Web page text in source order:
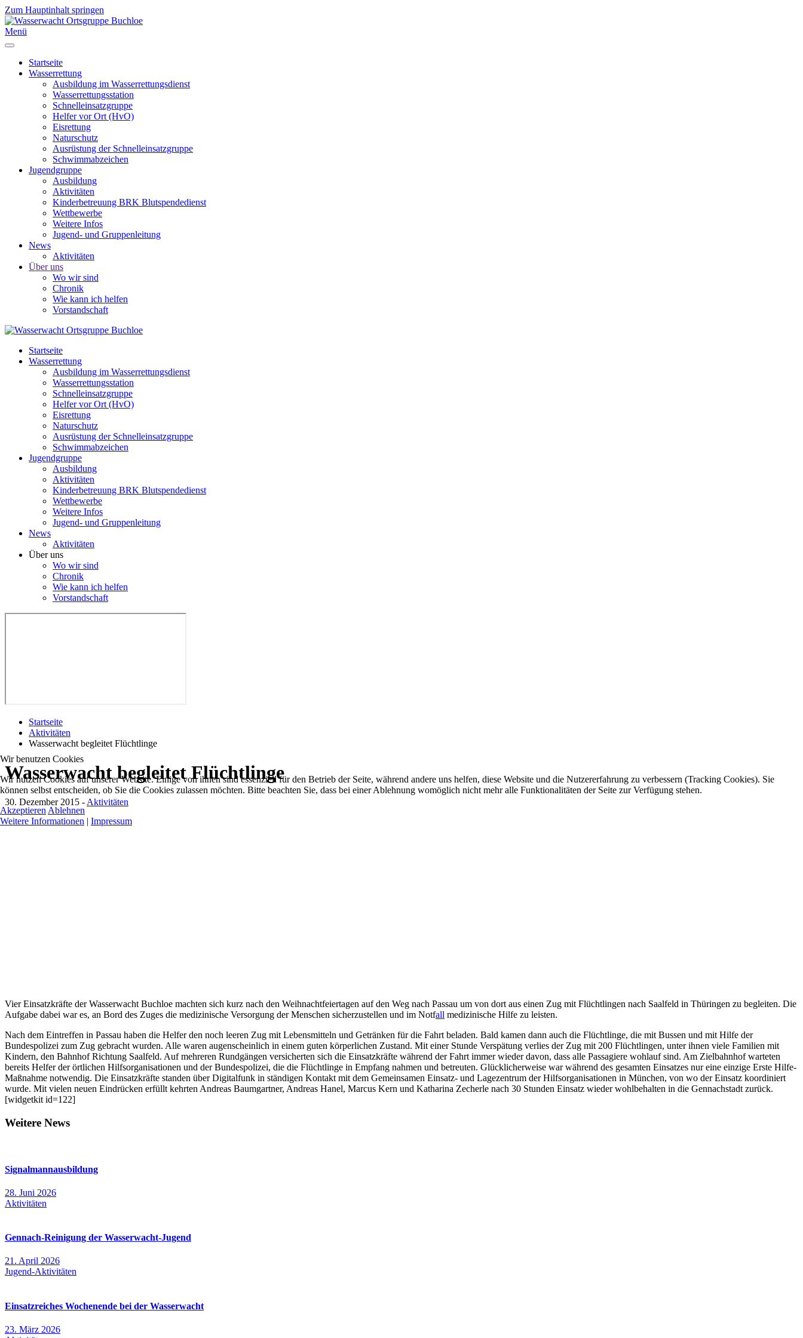
Zum Hauptinhalt springen
Menü
Startseite
Wasserrettung
Ausbildung im Wasserrettungsdienst
Wasserrettungsstation
Schnelleinsatzgruppe
Helfer vor Ort (HvO)
Eisrettung
Naturschutz
Ausrüstung der Schnelleinsatzgruppe
Schwimmabzeichen
Jugendgruppe
Ausbildung
Aktivitäten
Kinderbetreuung BRK Blutspendedienst
Wettbewerbe
Weitere Infos
Jugend- und Gruppenleitung
News
Aktivitäten
Über uns
Wo wir sind
Chronik
Wie kann ich helfen
Vorstandschaft
Startseite
Wasserrettung
Ausbildung im Wasserrettungsdienst
Wasserrettungsstation
Schnelleinsatzgruppe
Helfer vor Ort (HvO)
Eisrettung
Naturschutz
Ausrüstung der Schnelleinsatzgruppe
Schwimmabzeichen
Jugendgruppe
Ausbildung
Aktivitäten
Kinderbetreuung BRK Blutspendedienst
Wettbewerbe
Weitere Infos
Jugend- und Gruppenleitung
News
Aktivitäten
Über uns
Wo wir sind
Chronik
Wie kann ich helfen
Vorstandschaft
Startseite
Aktivitäten
Wasserwacht begleitet Flüchtlinge
Wasserwacht begleitet Flüchtlinge
30. Dezember 2015 - Aktivitäten
Vier Einsatzkräfte der Wasserwacht Buchloe machten sich kurz nach den Weihnachtfeiertagen auf den Weg nach Passau um von dort aus einen Zug mit Flüchtlingen nach Saalfeld in Thüringen zu begleiten. Die
Aufgabe dabei war es, an Bord des Zuges die medizinische Versorgung der Menschen sicherzustellen und im Notfall medizinische Hilfe zu leisten.
Nach dem Eintreffen in Passau haben die Helfer den noch leeren Zug mit Lebensmitteln und Getränken für die Fahrt beladen. Bald kamen dann auch die Flüchtlinge, die mit Bussen und mit Hilfe der
Bundespolizei zum Zug gebracht wurden. Alle waren augenscheinlich in einem guten körperlichen Zustand. Mit einer Stunde Verspätung verlies der Zug mit 200 Flüchtlingen, unter ihnen viele Familien mit
Kindern, den Bahnhof Richtung Saalfeld. Auf mehreren Rundgängen versicherten sich die Einsatzkräfte während der Fahrt immer wieder davon, dass alle Passagiere wohlauf sind. Am Zielbahnhof warteten
bereits Helfer der örtlichen Hilfsorganisationen und der Bundespolizei, die die Flüchtlinge in Empfang nahmen und betreuten. Glücklicherweise war während des gesamten Einsatzes nur eine einzige Erste Hilfe-
Maßnahme notwendig. Die Einsatzkräfte standen über Digitalfunk in ständigen Kontakt mit dem Gemeinsamen Einsatz- und Lagezentrum der Hilfsorganisationen in München, von wo der Einsatz koordiniert
wurde. Mit vielen neuen Eindrücken erfüllt kehrten Andreas Baumgartner, Andreas Hanel, Marcus Kern und Katharina Zecherle nach 30 Stunden Einsatz wieder wohlbehalten in die Gennachstadt zurück.
[widgetkit id=122]
Weitere News
Signalmannausbildung
28. Juni 2026
Aktivitäten
Gennach-Reinigung der Wasserwacht-Jugend
21. April 2026
Jugend-Aktivitäten
Einsatzreiches Wochenende bei der Wasserwacht
23. März 2026
Wir benutzen Cookies
Wir nutzen Cookies auf unserer Website. Einige von ihnen sind essenziell für den Betrieb der Seite, während andere uns helfen, diese Website und die Nutzererfahrung zu verbessern (Tracking Cookies). Sie
können selbst entscheiden, ob Sie die Cookies zulassen möchten. Bitte beachten Sie, dass bei einer Ablehnung womöglich nicht mehr alle Funktionalitäten der Seite zur Verfügung stehen.
Akzeptieren Ablehnen
Weitere Informationen | Impressum